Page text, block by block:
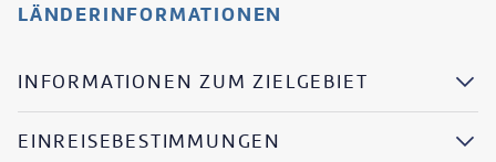
LÄNDERINFORMATIONEN
INFORMATIONEN ZUM ZIELGEBIET
EINREISEBESTIMMUNGEN